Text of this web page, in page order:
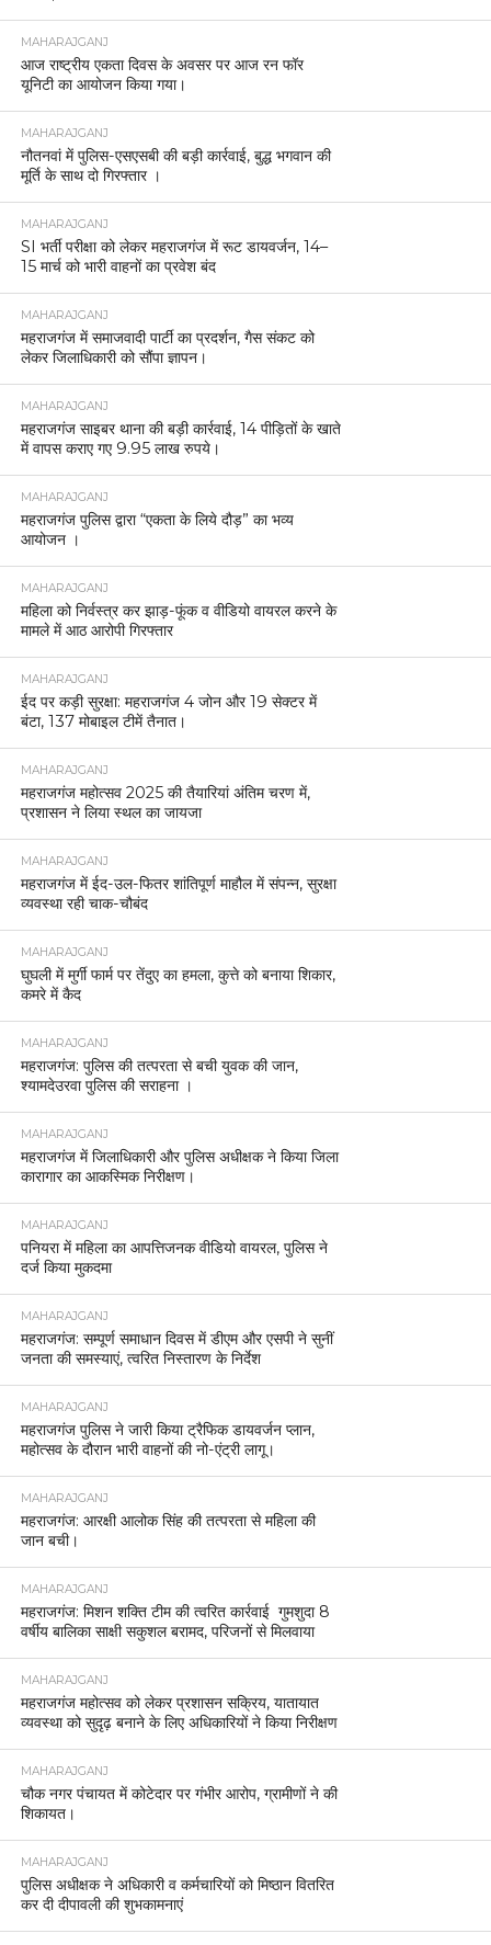
MAHARAJGANJ
आज राष्ट्रीय एकता दिवस के अवसर पर आज रन फॉर
यूनिटी का आयोजन किया गया।
MAHARAJGANJ
नौतनवां में पुलिस-एसएसबी की बड़ी कार्रवाई, बुद्ध भगवान की
मूर्ति के साथ दो गिरफ्तार ।
MAHARAJGANJ
SI भर्ती परीक्षा को लेकर महराजगंज में रूट डायवर्जन, 14–
15 मार्च को भारी वाहनों का प्रवेश बंद
MAHARAJGANJ
महराजगंज में समाजवादी पार्टी का प्रदर्शन, गैस संकट को
लेकर जिलाधिकारी को सौंपा ज्ञापन।
MAHARAJGANJ
महराजगंज साइबर थाना की बड़ी कार्रवाई, 14 पीड़ितों के खाते
में वापस कराए गए 9.95 लाख रुपये।
MAHARAJGANJ
महराजगंज पुलिस द्वारा “एकता के लिये दौड़” का भव्य
आयोजन ।
MAHARAJGANJ
महिला को निर्वस्त्र कर झाड़-फूंक व वीडियो वायरल करने के
मामले में आठ आरोपी गिरफ्तार
MAHARAJGANJ
ईद पर कड़ी सुरक्षा: महराजगंज 4 जोन और 19 सेक्टर में
बंटा, 137 मोबाइल टीमें तैनात।
MAHARAJGANJ
महराजगंज महोत्सव 2025 की तैयारियां अंतिम चरण में,
प्रशासन ने लिया स्थल का जायजा
MAHARAJGANJ
महराजगंज में ईद-उल-फितर शांतिपूर्ण माहौल में संपन्न, सुरक्षा
व्यवस्था रही चाक-चौबंद
MAHARAJGANJ
घुघली में मुर्गी फार्म पर तेंदुए का हमला, कुत्ते को बनाया शिकार,
कमरे में कैद
MAHARAJGANJ
महराजगंज: पुलिस की तत्परता से बची युवक की जान,
श्यामदेउरवा पुलिस की सराहना ।
MAHARAJGANJ
महराजगंज में जिलाधिकारी और पुलिस अधीक्षक ने किया जिला
कारागार का आकस्मिक निरीक्षण।
MAHARAJGANJ
पनियरा में महिला का आपत्तिजनक वीडियो वायरल, पुलिस ने
दर्ज किया मुकदमा
MAHARAJGANJ
महराजगंज: सम्पूर्ण समाधान दिवस में डीएम और एसपी ने सुनीं
जनता की समस्याएं, त्वरित निस्तारण के निर्देश
MAHARAJGANJ
महराजगंज पुलिस ने जारी किया ट्रैफिक डायवर्जन प्लान,
महोत्सव के दौरान भारी वाहनों की नो-एंट्री लागू।
MAHARAJGANJ
महराजगंज: आरक्षी आलोक सिंह की तत्परता से महिला की
जान बची।
MAHARAJGANJ
महराजगंज: मिशन शक्ति टीम की त्वरित कार्रवाई गुमशुदा 8
वर्षीय बालिका साक्षी सकुशल बरामद, परिजनों से मिलवाया
MAHARAJGANJ
महराजगंज महोत्सव को लेकर प्रशासन सक्रिय, यातायात
व्यवस्था को सुदृढ़ बनाने के लिए अधिकारियों ने किया निरीक्षण
MAHARAJGANJ
चौक नगर पंचायत में कोटेदार पर गंभीर आरोप, ग्रामीणों ने की
शिकायत।
MAHARAJGANJ
पुलिस अधीक्षक ने अधिकारी व कर्मचारियों को मिष्ठान वितरित
कर दी दीपावली की शुभकामनाएं